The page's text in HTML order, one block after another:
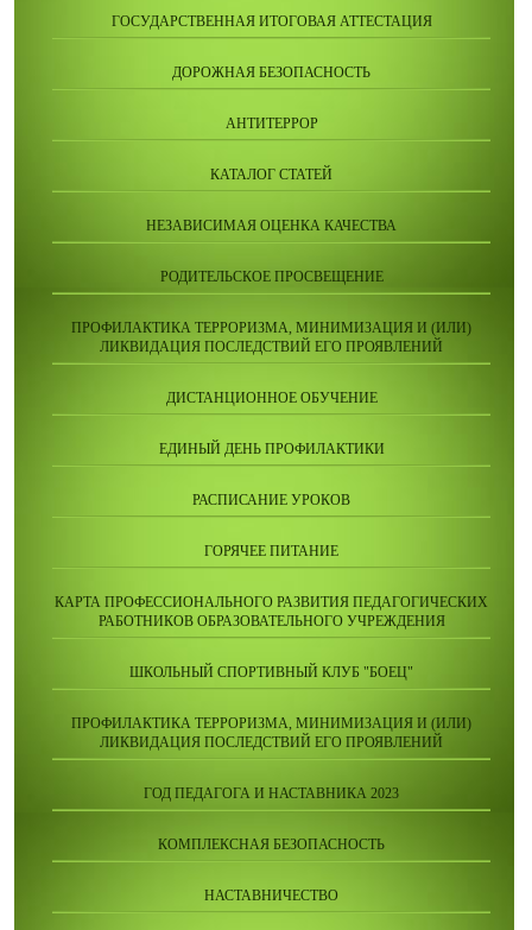
ГОСУДАРСТВЕННАЯ ИТОГОВАЯ АТТЕСТАЦИЯ
ДОРОЖНАЯ БЕЗОПАСНОСТЬ
АНТИТЕРРОР
КАТАЛОГ СТАТЕЙ
НЕЗАВИСИМАЯ ОЦЕНКА КАЧЕСТВА
РОДИТЕЛЬСКОЕ ПРОСВЕЩЕНИЕ
ПРОФИЛАКТИКА ТЕРРОРИЗМА, МИНИМИЗАЦИЯ И (ИЛИ)
ЛИКВИДАЦИЯ ПОСЛЕДСТВИЙ ЕГО ПРОЯВЛЕНИЙ
ДИСТАНЦИОННОЕ ОБУЧЕНИЕ
ЕДИНЫЙ ДЕНЬ ПРОФИЛАКТИКИ
РАСПИСАНИЕ УРОКОВ
ГОРЯЧЕЕ ПИТАНИЕ
КАРТА ПРОФЕССИОНАЛЬНОГО РАЗВИТИЯ ПЕДАГОГИЧЕСКИХ
РАБОТНИКОВ ОБРАЗОВАТЕЛЬНОГО УЧРЕЖДЕНИЯ
ШКОЛЬНЫЙ СПОРТИВНЫЙ КЛУБ "БОЕЦ"
ПРОФИЛАКТИКА ТЕРРОРИЗМА, МИНИМИЗАЦИЯ И (ИЛИ)
ЛИКВИДАЦИЯ ПОСЛЕДСТВИЙ ЕГО ПРОЯВЛЕНИЙ
ГОД ПЕДАГОГА И НАСТАВНИКА 2023
КОМПЛЕКСНАЯ БЕЗОПАСНОСТЬ
НАСТАВНИЧЕСТВО